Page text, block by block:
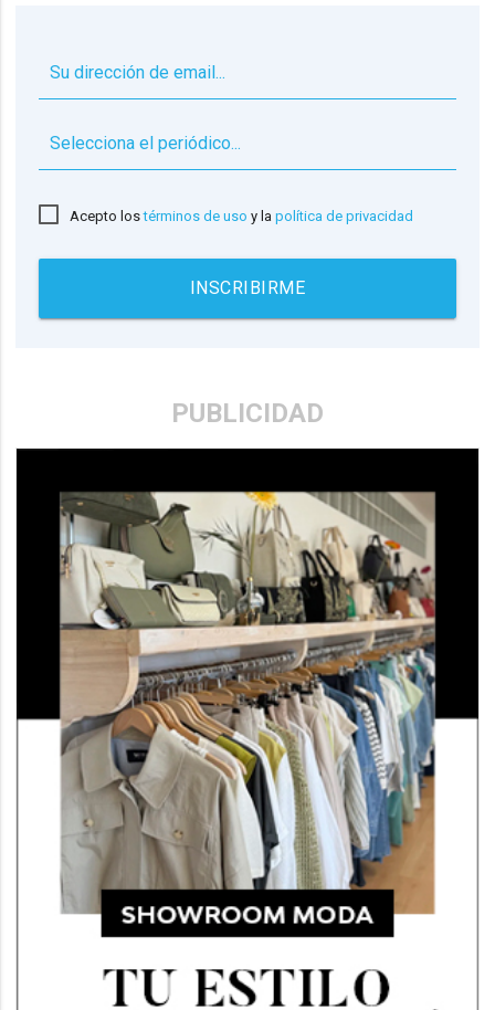
Acepto lostérminos de uso y lapolítica de privacidad
INSCRIBIRME
PUBLICIDAD